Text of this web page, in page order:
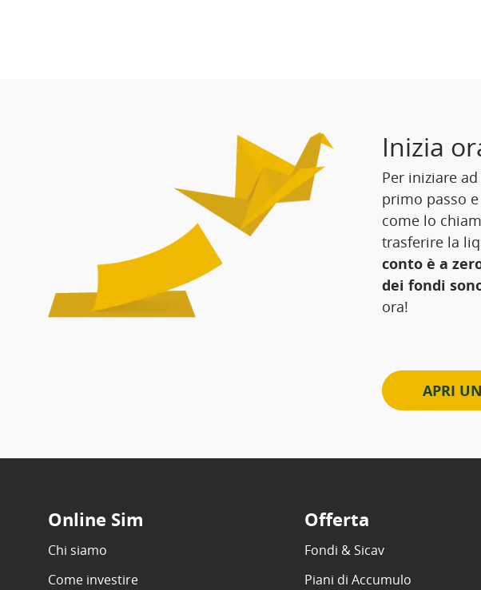
Inizia
Per iniziare
primo passo e
come lo
trasferire la
conto è a
dei fondi
ora!
APRI
Online Sim
Chi siamo
Come investire
Offerta
Fondi & Sicav
Piani di Accumulo